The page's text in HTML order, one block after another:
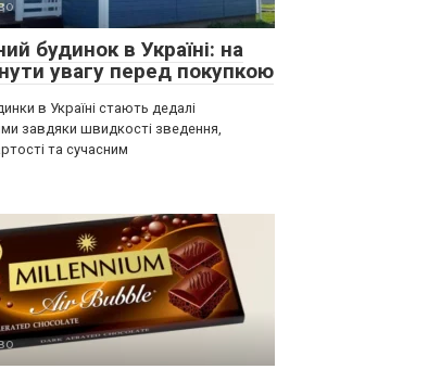
будинок в Україні: на
увагу перед покупкою
в Україні стають дедалі
завдяки швидкості зведення,
та сучасним